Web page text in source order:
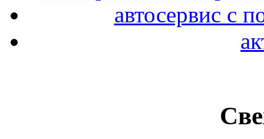
автосервис с